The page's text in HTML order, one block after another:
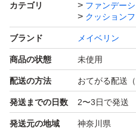
カテゴリ
ファンデー
クッション
ブランド メイベリン
商品の状態 未使用
配送の方法 おてがる配送（
発送までの日数 2〜3日で発送
発送元の地域 神奈川県